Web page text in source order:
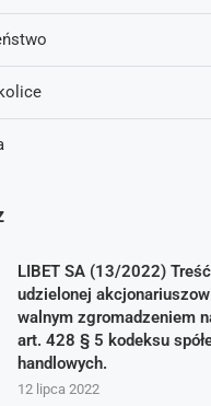
LIBET SA (13/2022)
udzielonej
walnym zgromadzeniem
art. 428 § 5 kodeksu
handlowych.
12 lipca 2022